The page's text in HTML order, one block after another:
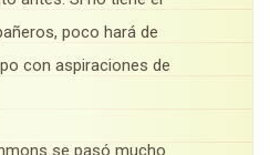
poco hará de
con aspiraciones de